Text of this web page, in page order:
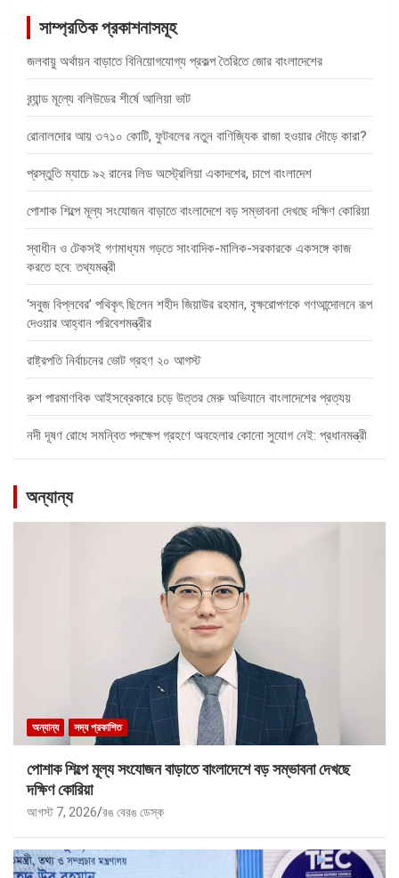
সাম্প্রতিক প্রকাশনাসমূহ
জলবায়ু অর্থায়ন বাড়াতে বিনিয়োগযোগ্য প্রকল্প তৈরিতে জোর বাংলাদেশের
ব্র্যান্ড মূল্যে বলিউডের শীর্ষে আলিয়া ভাট
রোনালদোর আয় ৩৭১০ কোটি, ফুটবলের নতুন বাণিজ্যিক রাজা হওয়ার দৌড়ে কারা?
প্রস্তুতি ম্যাচে ৯২ রানের লিড অস্ট্রেলিয়া একাদশের, চাপে বাংলাদেশ
পোশাক শিল্পে মূল্য সংযোজন বাড়াতে বাংলাদেশে বড় সম্ভাবনা দেখছে দক্ষিণ কোরিয়া
স্বাধীন ও টেকসই গণমাধ্যম গড়তে সাংবাদিক-মালিক-সরকারকে একসঙ্গে কাজ
করতে হবে: তথ্যমন্ত্রী
‘সবুজ বিপ্লবের’ পথিকৃৎ ছিলেন শহীদ জিয়াউর রহমান, বৃক্ষরোপণকে গণআন্দোলনে রূপ
দেওয়ার আহ্বান পরিবেশমন্ত্রীর
রাষ্ট্রপতি নির্বাচনের ভোট গ্রহণ ২০ আগস্ট
রুশ পারমাণবিক আইসব্রেকারে চড়ে উত্তর মেরু অভিযানে বাংলাদেশের প্রত্যয়
নদী দূষণ রোধে সমন্বিত পদক্ষেপ গ্রহণে অবহেলার কোনো সুযোগ নেই: প্রধানমন্ত্রী
অন্যান্য
অন্যান্য সদ্য প্রকাশিত
পোশাক শিল্পে মূল্য সংযোজন বাড়াতে বাংলাদেশে বড় সম্ভাবনা দেখছে
দক্ষিণ কোরিয়া
আগস্ট 7, 2026 রঙ বেরঙ ডেস্ক